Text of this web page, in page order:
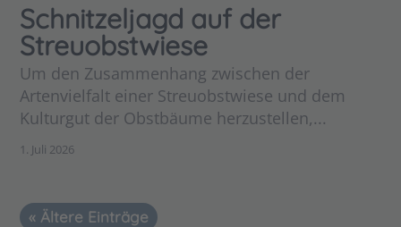
Schnitzeljagd auf der
Streuobstwiese
Um den Zusammenhang zwischen der
Artenvielfalt einer Streuobstwiese und dem
Kulturgut der Obstbäume herzustellen,...
1. Juli 2026
« Ältere Einträge